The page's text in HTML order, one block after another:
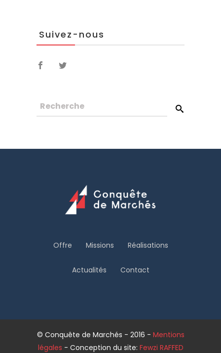
Suivez-nous
Offre Missions Réalisations
Actualités Contact
© Conquête de Marchés - 2016 - Mentions
légales - Conception du site: Fewzi RAFFED